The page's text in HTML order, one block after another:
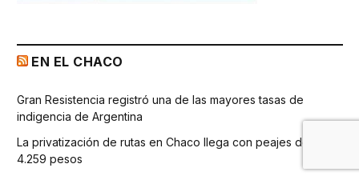
EN EL CHACO
Gran Resistencia registró una de las mayores tasas de
indigencia de Argentina
La privatización de rutas en Chaco llega con peajes de hasta
4.259 pesos